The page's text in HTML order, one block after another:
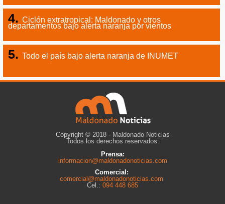
Ciclón extratropical: Maldonado y otros
departamentos bajo alerta naranja por vientos
Todo el país bajo alerta naranja de INUMET
Copyright © 2018 - Maldonado Noticias
Todos los derechos reservados.
Prensa:
informacion@maldonadonoticias.com
Comercial:
comercial@maldonadonoticias.com
Cel.: 094 448 685